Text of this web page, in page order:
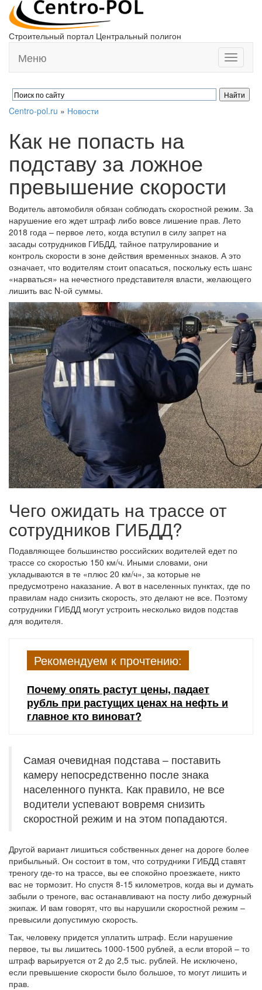
Строительный портал Центральный полигон
Toggle
Меню
Centro-pol.ru » Новости
Как не попасть на
подставу за ложное
превышение скорости
Водитель автомобиля обязан соблюдать скоростной режим. За
нарушение его ждет штраф либо вовсе лишение прав. Лето
2018 года – первое лето, когда вступил в силу запрет на
засады сотрудников ГИБДД, тайное патрулирование и
контроль скорости в зоне действия временных знаков. А это
означает, что водителям стоит опасаться, поскольку есть шанс
«нарваться» на нечестного представителя власти, желающего
лишить вас N-ой суммы.
Чего ожидать на трассе от
сотрудников ГИБДД?
Подавляющее большинство российских водителей едет по
трассе со скоростью 150 км/ч. Иными словами, они
укладываются в те «плюс 20 км/ч», за которые не
предусмотрено наказание. А вот в населенных пунктах, где по
правилам надо снизить скорость, это делают не все. Поэтому
сотрудники ГИБДД могут устроить несколько видов подстав
для водителя.
Рекомендуем к прочтению:
Почему опять растут цены, падает
рубль при растущих ценах на нефть и
главное кто виноват?
Самая очевидная подстава – поставить
камеру непосредственно после знака
населенного пункта. Как правило, не все
водители успевают вовремя снизить
скоростной режим и на этом попадаются.
Другой вариант лишиться собственных денег на дороге более
прибыльный. Он состоит в том, что сотрудники ГИБДД ставят
треногу где-то на трассе, вы ее спокойно проезжаете, никто
вас не тормозит. Но спустя 8-15 километров, когда вы и думать
забыли о треноге, вас останавливают на посту либо дежурный
экипаж. И вам говорят, что вы нарушили скоростной режим –
превысили допустимую скорость.
Так, человеку придется уплатить штраф. Если нарушение
первое, ты вы лишитесь 1000-1500 рублей, а если второй – то
штраф варьируется от 2 до 2,5 тыс. рублей. Не исключено,
если превышение скорости было большое, то могут лишить и
прав.